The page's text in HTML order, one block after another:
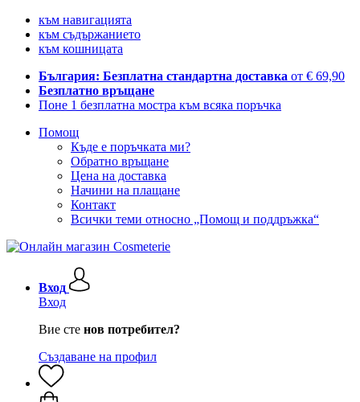
към навигацията
към съдържанието
към кошницата
България: Безплатна стандартна доставка от € 69,90
Безплатно връщане
Поне 1 безплатна мостра към всяка поръчка
Помощ
Къде е поръчката ми?
Обратно връщане
Цена на доставка
Начини на плащане
Контакт
Всички теми относно „Помощ и поддръжка“
Вход
Вход
Вие сте нов потребител?
Създаване на профил